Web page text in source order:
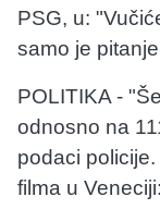
PSG, u:
samo je
POLITIKA -
odnosno na
podaci
filma u